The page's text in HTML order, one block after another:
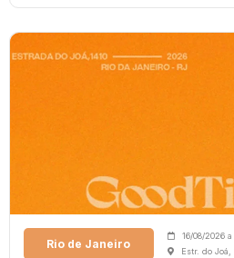
Rio de Janeiro
16/08/2026a
Estr. do Joá,